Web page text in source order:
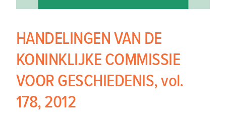
HANDELINGEN VAN DE
KONINKLIJKE COMMISSIE
VOOR GESCHIEDENIS, vol.
178, 2012